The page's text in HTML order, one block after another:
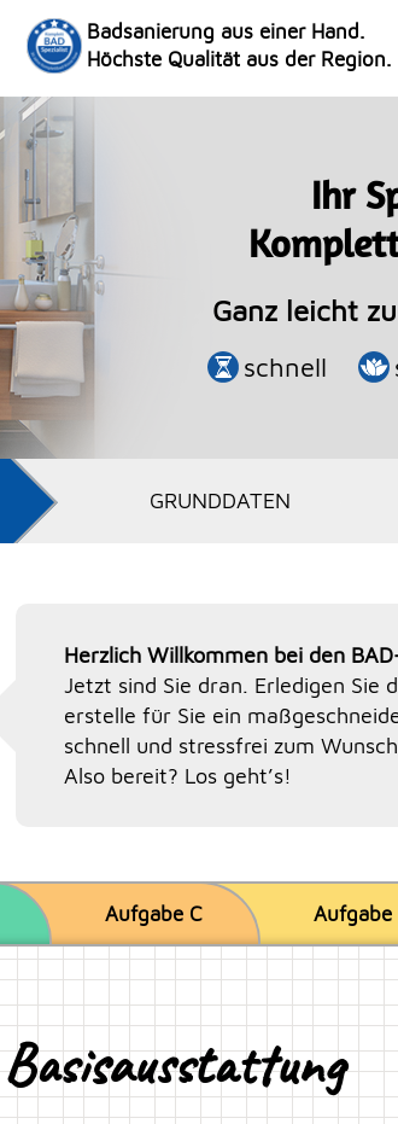
Badsanierung aus einer Hand.
Höchste Qualität aus der Region.
Ihr
Ganz leicht
schnell
GRUNDDATEN
Herzlich Willkommen bei den
Jetzt sind Sie dran. Erledigen Sie
erstelle für Sie ein
schnell und stressfrei zum
Also bereit? Los geht’s!
AufgabeC Aufgabe